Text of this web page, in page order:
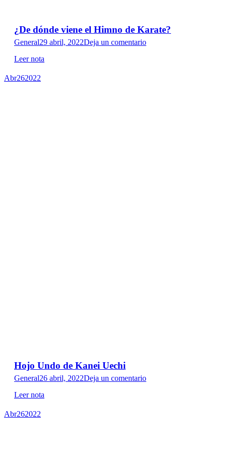
¿De dónde viene el Himno de Karate?
General29 abril, 2022Deja un comentario
Leer nota
Abr262022
Hojo Undo de Kanei Uechi
General26 abril, 2022Deja un comentario
Leer nota
Abr262022